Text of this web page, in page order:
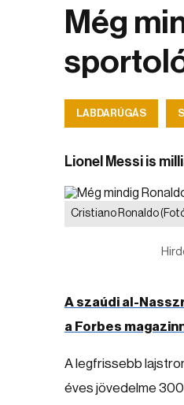
Még
LABDARÚGÁS
Lionel Messi is
Cristiano Ronaldo
A szaúdi al-
a Forbes
A legfrissebb
éves jövedelme 300